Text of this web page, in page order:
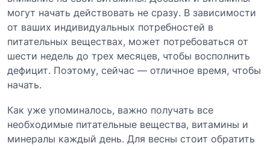
могут начать действовать не сразу. В зависимости
от ваших индивидуальных потребностей в
питательных веществах, может потребоваться от
шести недель до трех месяцев, чтобы восполнить
дефицит. Поэтому, сейчас — отличное время, чтобы
начать.
Как уже упоминалось, важно получать все
необходимые питательные вещества, витамины и
минералы каждый день. Для весны стоит обратить